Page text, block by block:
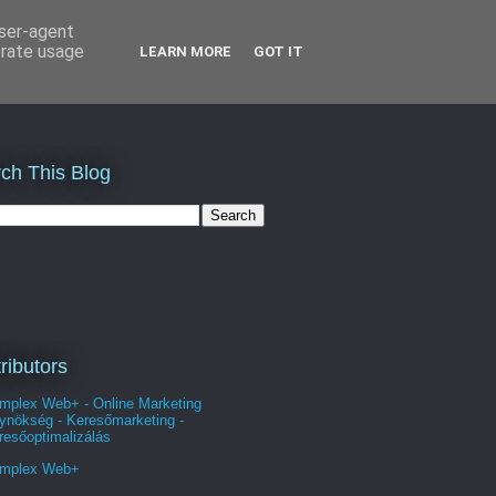
This Blog
Web+ - Online Marketing
- Keresőmarketing -
Web+
agent
usage
LEARN MORE GOT IT